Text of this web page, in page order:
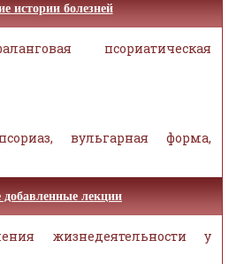
истории болезней
псориатическая
вульгарная форма,
добавленные лекции
жизнедеятельности у